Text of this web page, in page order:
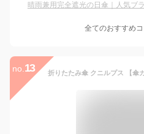
晴雨兼用完全遮光の日傘｜人気ブ
全てのおすすめコ
no. 13